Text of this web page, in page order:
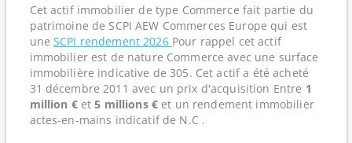
Cet actif immobilier de type Commerce fait partie du
patrimoine de SCPI AEW Commerces Europe qui est
uneSCPI rendement 2026 Pour rappel cet actif
immobilier est de nature Commerce avec une surface
immobilière indicative de 305. Cet actif a été acheté
31 décembre 2011 avec un prix d'acquisition Entre 1
million €et5 millions € et un rendement immobilier
actes-en-mains indicatif de N.C .